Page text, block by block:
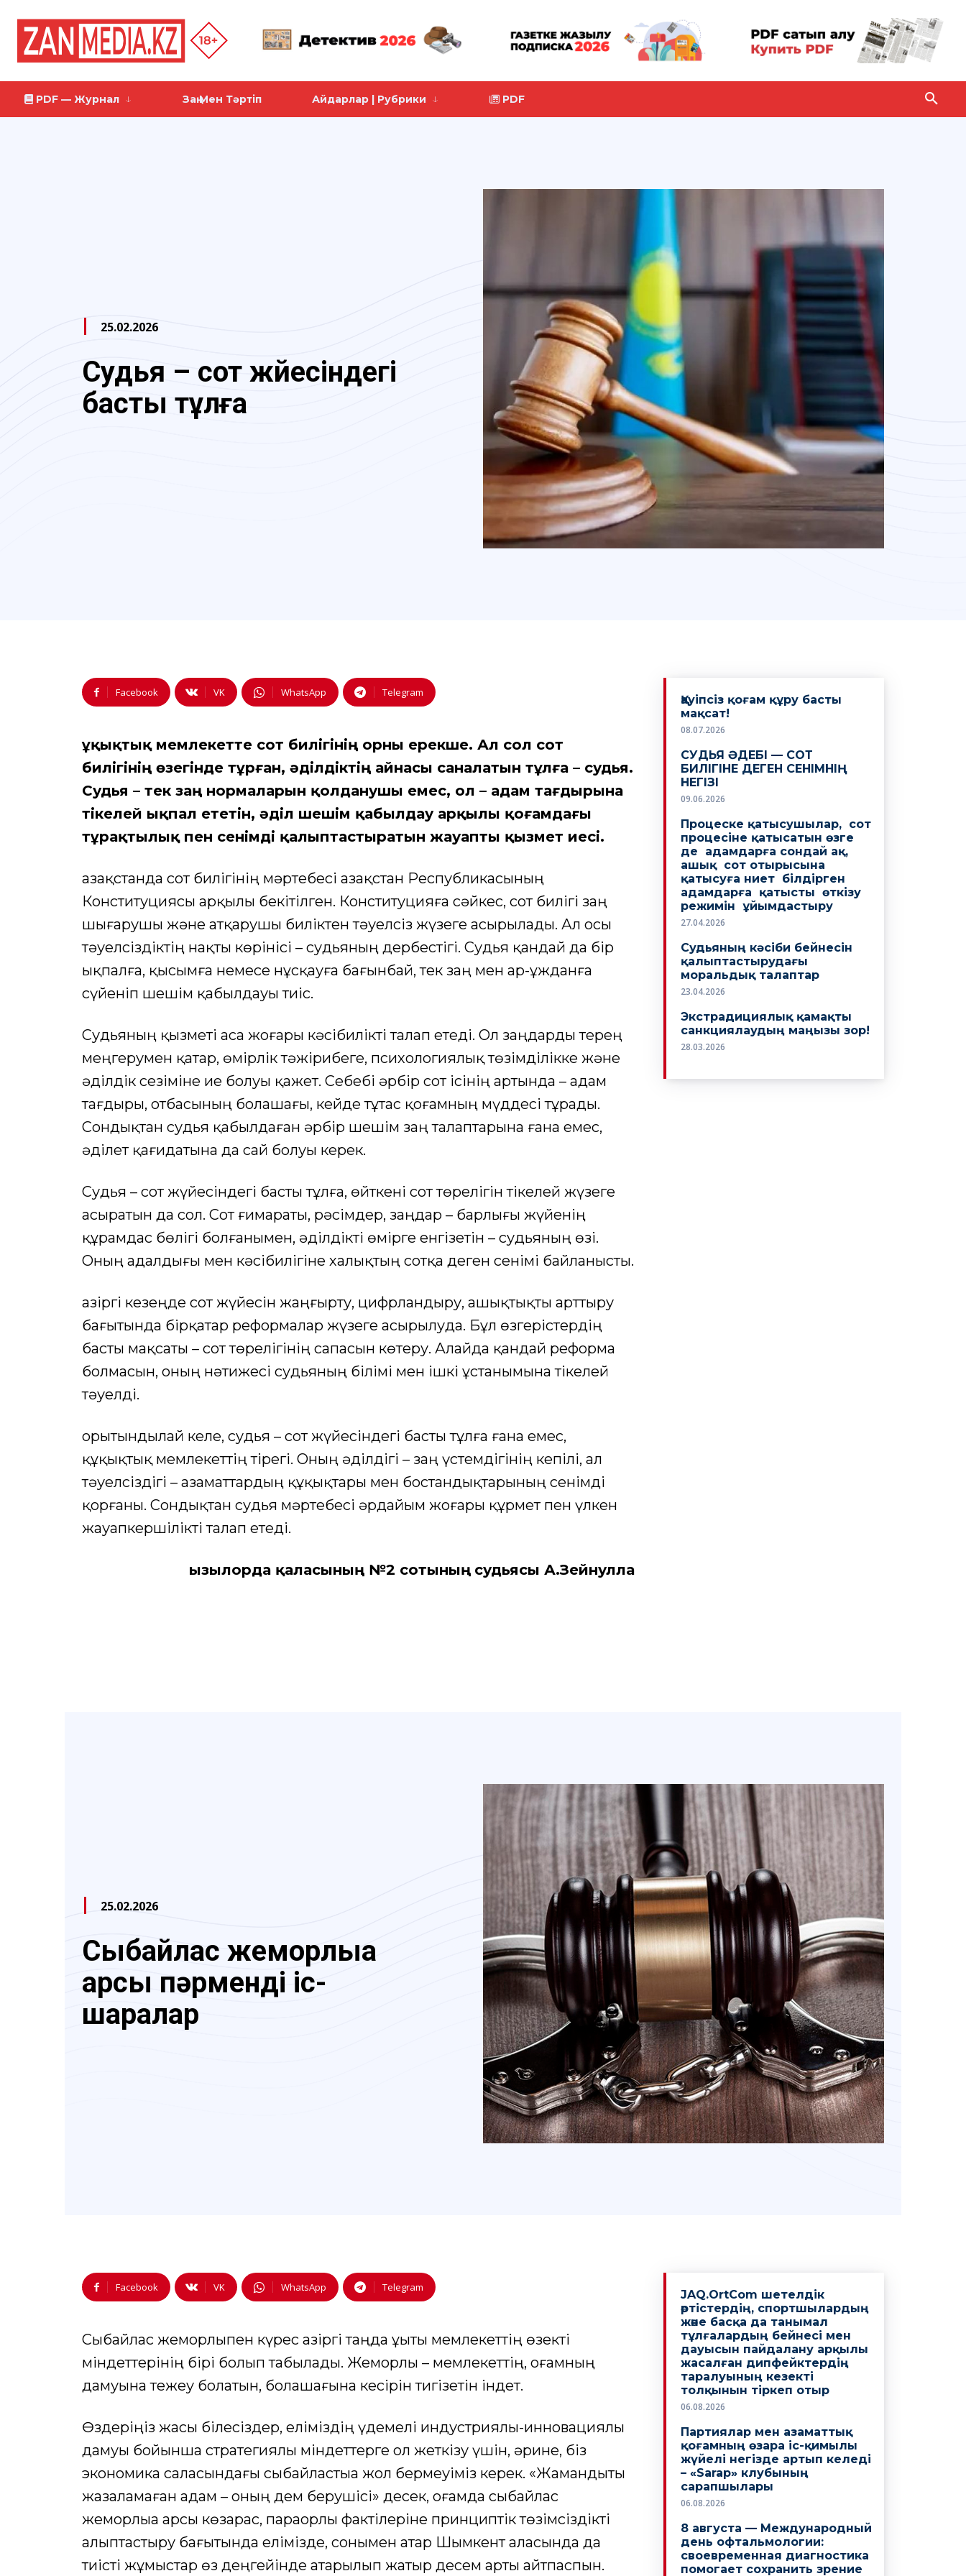
PDF — Журнал Заң Мен Тәртіп Айдарлар | Рубрики PDF
25.02.2026
Судья – сот жүйесіндегі
басты тұлға
Facebook VK WhatsApp Telegram
Құқықтық мемлекетте сот билігінің орны ерекше. Ал сол сот
билігінің өзегінде тұрған, әділдіктің айнасы саналатын тұлға – судья.
Судья – тек заң нормаларын қолданушы емес, ол – адам тағдырына
тікелей ықпал ететін, әділ шешім қабылдау арқылы қоғамдағы
тұрақтылық пен сенімді қалыптастыратын жауапты қызмет иесі.
Қазақстанда сот билігінің мәртебесі Қазақстан Республикасының
Конституциясы арқылы бекітілген. Конституцияға сәйкес, сот билігі заң
шығарушы және атқарушы биліктен тәуелсіз жүзеге асырылады. Ал осы
тәуелсіздіктің нақты көрінісі – судьяның дербестігі. Судья қандай да бір
ықпалға, қысымға немесе нұсқауға бағынбай, тек заң мен ар-ұжданға
сүйеніп шешім қабылдауы тиіс.
Судьяның қызметі аса жоғары кәсібилікті талап етеді. Ол заңдарды терең
меңгерумен қатар, өмірлік тәжірибеге, психологиялық төзімділікке және
әділдік сезіміне ие болуы қажет. Себебі әрбір сот ісінің артында – адам
тағдыры, отбасының болашағы, кейде тұтас қоғамның мүддесі тұрады.
Сондықтан судья қабылдаған әрбір шешім заң талаптарына ғана емес,
әділет қағидатына да сай болуы керек.
Судья – сот жүйесіндегі басты тұлға, өйткені сот төрелігін тікелей жүзеге
асыратын да сол. Сот ғимараты, рәсімдер, заңдар – барлығы жүйенің
құрамдас бөлігі болғанымен, әділдікті өмірге енгізетін – судьяның өзі.
Оның адалдығы мен кәсібилігіне халықтың сотқа деген сенімі байланысты.
Қазіргі кезеңде сот жүйесін жаңғырту, цифрландыру, ашықтықты арттыру
бағытында бірқатар реформалар жүзеге асырылуда. Бұл өзгерістердің
басты мақсаты – сот төрелігінің сапасын көтеру. Алайда қандай реформа
болмасын, оның нәтижесі судьяның білімі мен ішкі ұстанымына тікелей
тәуелді.
Қорытындылай келе, судья – сот жүйесіндегі басты тұлға ғана емес,
құқықтық мемлекеттің тірегі. Оның әділдігі – заң үстемдігінің кепілі, ал
тәуелсіздігі – азаматтардың құқықтары мен бостандықтарының сенімді
қорғаны. Сондықтан судья мәртебесі әрдайым жоғары құрмет пен үлкен
жауапкершілікті талап етеді.
Қызылорда қаласының №2 сотының судьясы А.Зейнулла
Қауіпсіз қоғам құру басты
мақсат!
08.07.2026
СУДЬЯ ӘДЕБІ — СОТ
БИЛІГІНЕ ДЕГЕН СЕНІМНІҢ
НЕГІЗІ
09.06.2026
Процеске қатысушылар, сот
процесіне қатысатын өзге
де адамдарға сондай ақ,
ашық сот отырысына
қатысуға ниет білдірген
адамдарға қатысты өткізу
режимін ұйымдастыру
27.04.2026
Судьяның кәсіби бейнесін
қалыптастырудағы
моральдық талаптар
23.04.2026
Экстрадициялық қамақты
санкциялаудың маңызы зор!
28.03.2026